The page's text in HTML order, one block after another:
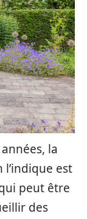
la
est
peut être
des